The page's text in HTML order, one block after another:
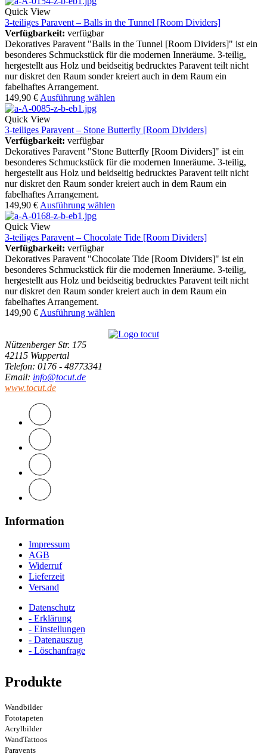
Quick View
3-teiliges Paravent – Balls in the Tunnel [Room Dividers]
Verfügbarkeit: verfügbar
Dekoratives Paravent "Balls in the Tunnel [Room Dividers]" ist ein
besonderes Schmuckstück für die modernen Inneräume. 3-teilig,
hergestellt aus Holz und beidseitig bedrucktes Paravent teilt nicht
nur diskret den Raum sonder kreiert auch in dem Raum ein
fabelhaftes Arrangement.
149,90 € Ausführung wählen
Quick View
3-teiliges Paravent – Stone Butterfly [Room Dividers]
Verfügbarkeit: verfügbar
Dekoratives Paravent "Stone Butterfly [Room Dividers]" ist ein
besonderes Schmuckstück für die modernen Inneräume. 3-teilig,
hergestellt aus Holz und beidseitig bedrucktes Paravent teilt nicht
nur diskret den Raum sonder kreiert auch in dem Raum ein
fabelhaftes Arrangement.
149,90 € Ausführung wählen
Quick View
3-teiliges Paravent – Chocolate Tide [Room Dividers]
Verfügbarkeit: verfügbar
Dekoratives Paravent "Chocolate Tide [Room Dividers]" ist ein
besonderes Schmuckstück für die modernen Inneräume. 3-teilig,
hergestellt aus Holz und beidseitig bedrucktes Paravent teilt nicht
nur diskret den Raum sonder kreiert auch in dem Raum ein
fabelhaftes Arrangement.
149,90 € Ausführung wählen
Nützenberger Str. 175
42115 Wuppertal
Telefon: 0176 - 48773341
Email: info@tocut.de
www.tocut.de
Information
Impressum
AGB
Widerruf
Lieferzeit
Versand
Datenschutz
- Erklärung
- Einstellungen
- Datenauszug
- Löschanfrage
Produkte
Wandbilder
Fototapeten
Acrylbilder
WandTattoos
Paravents